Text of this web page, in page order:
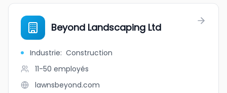
Beyond Landscaping Ltd
Industrie: Construction
11-50 employés
lawnsbeyond.com